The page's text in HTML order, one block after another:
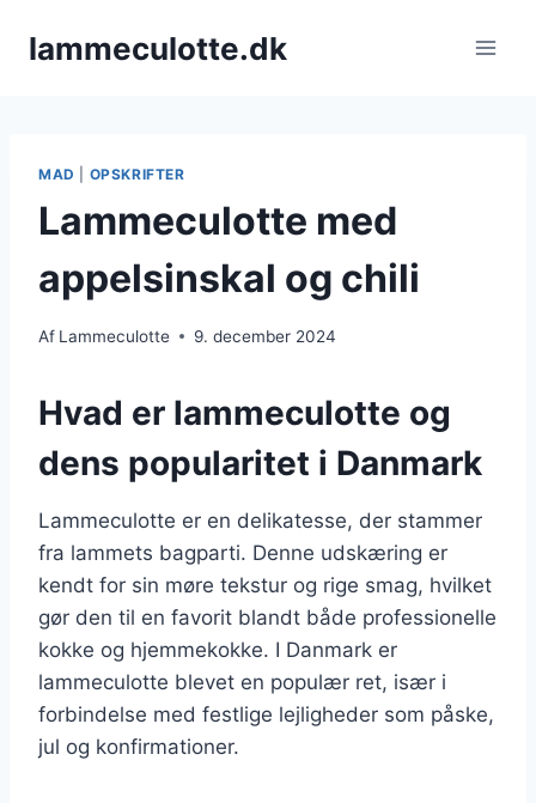
lammeculotte.dk
MAD OPSKRIFTER
Lammeculotte med
appelsinskal og chili
Af Lammeculotte 9. december 2024
Hvad er lammeculotte og
dens popularitet i Danmark
Lammeculotte er en delikatesse, der stammer
fra lammets bagparti. Denne udskæring er
kendt for sin møre tekstur og rige smag, hvilket
gør den til en favorit blandt både professionelle
kokke og hjemmekokke. I Danmark er
lammeculotte blevet en populær ret, især i
forbindelse med festlige lejligheder som påske,
jul og konfirmationer.